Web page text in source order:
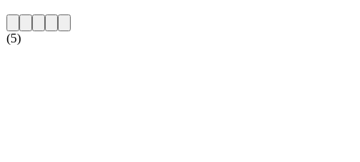
(5)